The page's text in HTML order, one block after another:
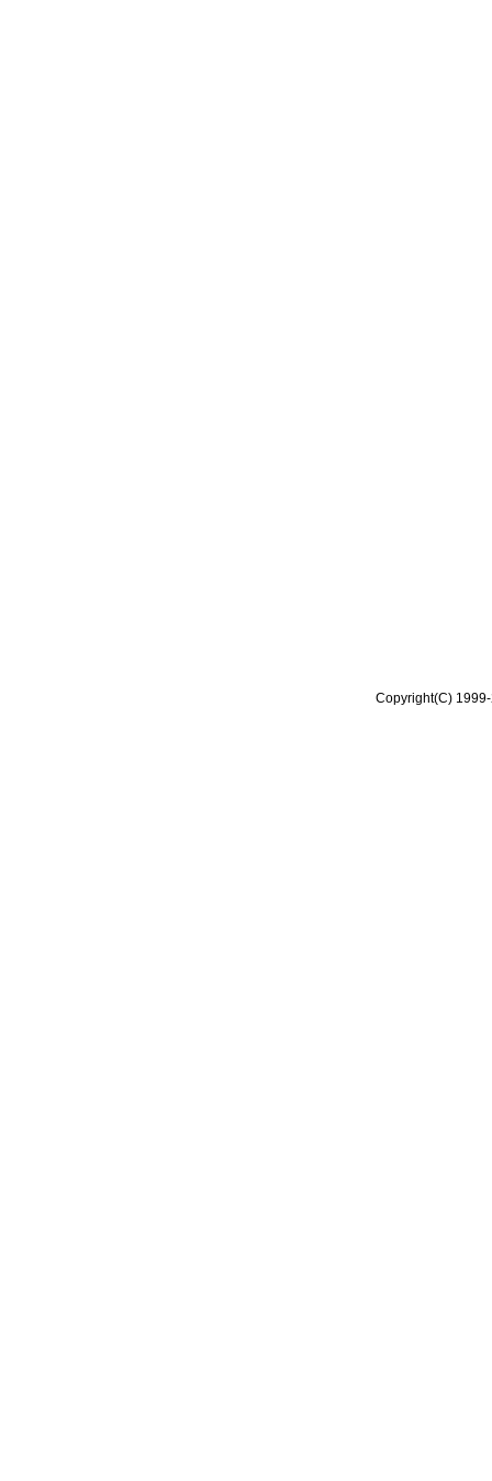
Copyright(C)